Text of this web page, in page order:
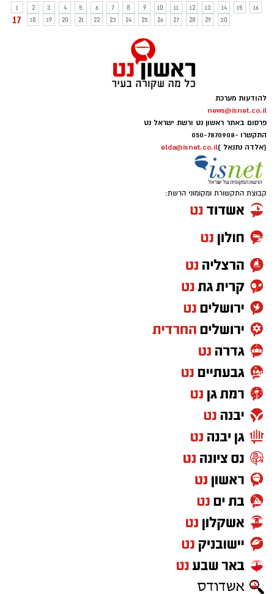
1
2 3 4 5 6 7 8 9 10 11 12 13 14 15 16
17 18 19 20 21 22 23 24 25 26 27 28 29 30
להודעות מערכת
news@isnet.co.il
פרסום באתר ראשון נט ורשת ישראל נט
התקשרו -050-7870908
(אלדה נתנאל )elda@isnet.co.il
קבוצת התקשורת ומקומוני הרשת: